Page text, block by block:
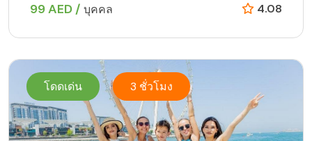
99 AED / บุคคล 4.08
โดดเด่น 3 ชั่วโมง